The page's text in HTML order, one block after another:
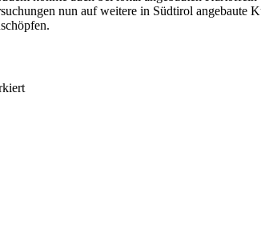
nun auf weitere in Südtirol angebaute